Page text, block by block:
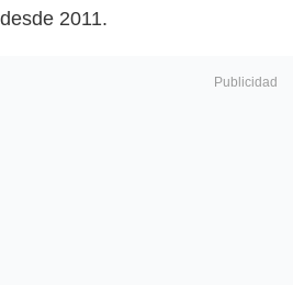
desde 2011.